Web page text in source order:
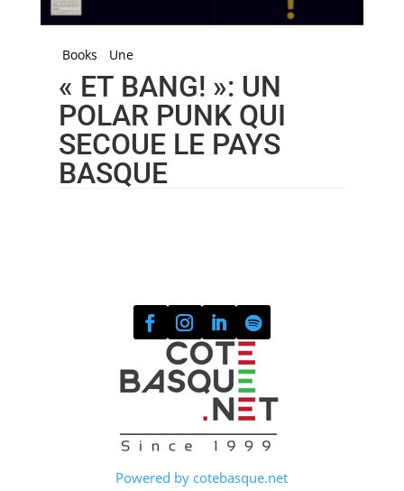
Books Une
« ET BANG! »: UN
POLAR PUNK QUI
SECOUE LE PAYS
BASQUE
Powered by cotebasque.net